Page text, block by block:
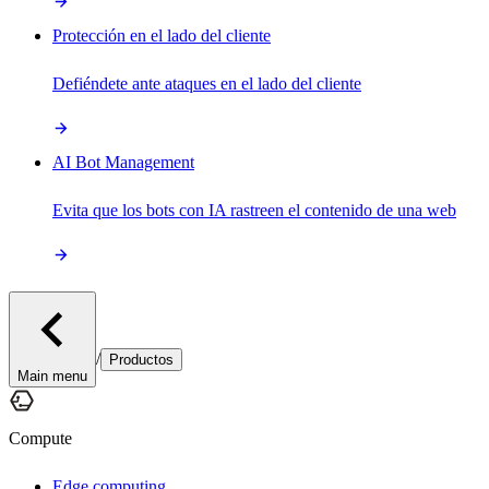
Protección en el lado del cliente
Defiéndete ante ataques en el lado del cliente
AI Bot Management
Evita que los bots con IA rastreen el contenido de una web
Main menu
/ Productos
Compute